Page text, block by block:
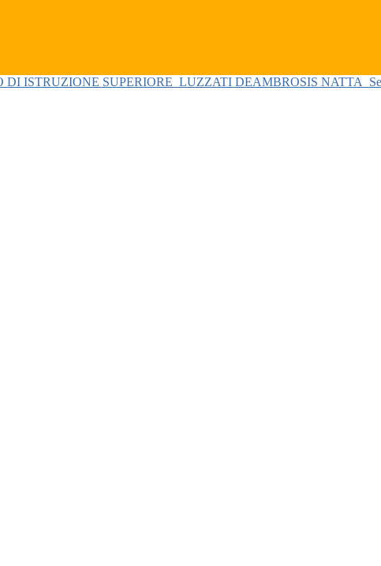
DI ISTRUZIONE SUPERIORE LUZZATI DEAMBROSIS NATTA